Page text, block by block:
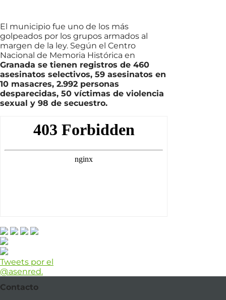
El municipio fue uno de los más
golpeados por los grupos armados al
margen de la ley. Según el Centro
Nacional de Memoria Histórica en
Granada se tienen registros de 460
asesinatos selectivos, 59 asesinatos en
10 masacres, 2.992 personas
desparecidas, 50 víctimas de violencia
sexual y 98 de secuestro.
Tweets por el
@asenred.
Contacto